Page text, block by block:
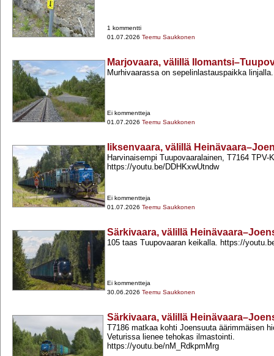
1 kommentti
01.07.2026 Teemu Saukkonen
Marjovaara, välillä
Murhivaarassa on sepelinlastauspaikka linjalla.
Ei kommentteja
01.07.2026 Teemu Saukkonen
Iiksenvaara, välillä
Harvinaisempi Tuupovaaralainen, T7164 TPV-​
https://youtu.be/DDHKxwUtndw
Ei kommentteja
01.07.2026 Teemu Saukkonen
Särkivaara, välillä
105 taas Tuupovaaran keikalla. https://
Ei kommentteja
30.06.2026 Teemu Saukkonen
Särkivaara, välillä
T7186 matkaa kohti Joensuuta äärimmäisen
Veturissa lienee tehokas ilmastointi.
https://youtu.be/nM_RdkpmMrg